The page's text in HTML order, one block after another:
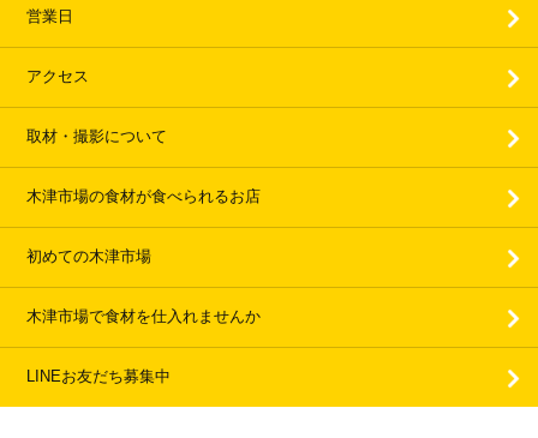
営業日
アクセス
取材・撮影について
木津市場の食材が食べられるお店
初めての木津市場
木津市場で食材を仕入れませんか
LINEお友だち募集中